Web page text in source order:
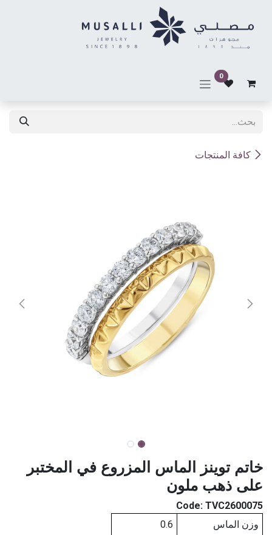
0
كافة المنتجات
خاتم توينز الماس المزروع في المختبر
على ذهب ملون
Code: TVC2600075
وزن الماس
0.6